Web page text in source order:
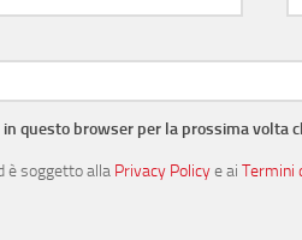
questo browser per la prossima volta
è soggetto alla Privacy Policye ai Termini